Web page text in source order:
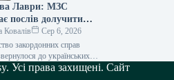
Лаври: МЗС
послів долучити
Ковалів
Сер 6, 2026
закордонних справ
до українських
активізувати пошук
партнерів для відбудови
Усі права захищені. Сайт